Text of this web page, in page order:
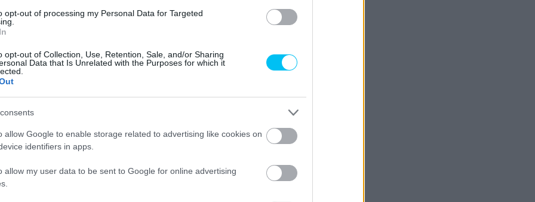
opt-out of processing my Personal Data for Targeted
opt-out of Collection, Use, Retention, Sale, and/or Sharing
Data that Is Unrelated with the Purposes for which it
allow Google to enable storage related to advertising like cookies on
identifiers in apps.
allow my user data to be sent to Google for online advertising
az, hogy szánjak időt saját magamra –
interjújában. – Azt mondta nekem, nem
a nap végén rengeteg dolgot priorizálnom kell.”
elmenni, de amikor lehetőségem adódik, akkor
én vagyok az, aki kihajt a pályára, én vagyok az,
és azt kell éreznem, hogy jó erőben vagyok” –
be tudja már osztani az energiáit.